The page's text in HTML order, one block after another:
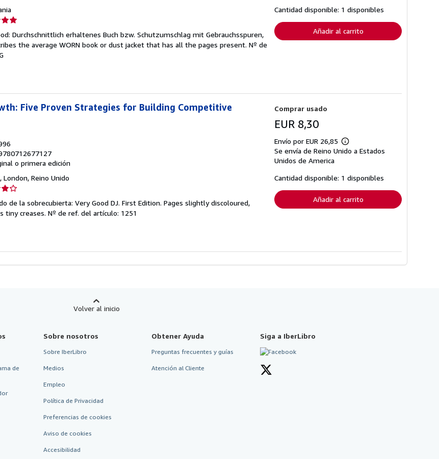
Durchschnittlich erhaltenes Buch bzw. Schutzumschlag mit Gebrauchsspuren,
the average WORN book or dust jacket that has all the pages present. Nº de
tarifas
de
envío
Cantidad disponible: 1 disponibles
Añadir al carrito
Five Proven Strategies for Building Competitive
o primera edición
, London, Reino Unido
de la sobrecubierta: Very Good DJ. First Edition. Pages slightly discoloured,
tiny creases. Nº de ref. del artículo: 1251
Comprar usado
EUR 8,30
Envío por EUR 26,85
Más
información
tarifas
de
envío
Se envía de Reino Unido a Estados
Unidos de America
Cantidad disponible: 1 disponibles
Añadir al carrito
Volver al inicio
de
Sobre nosotros
Sobre IberLibro
Medios
Empleo
Política de Privacidad
Preferencias de cookies
Aviso de cookies
Accesibilidad
Obtener Ayuda
Preguntas frecuentes y guías
Atención al Cliente
Siga a IberLibro